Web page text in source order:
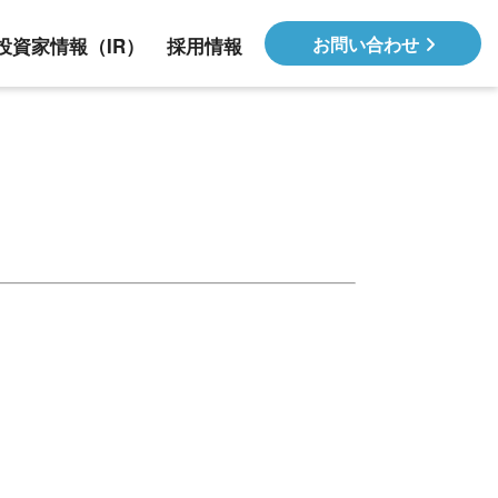
資家情報（IR） 採用情報 お問い合わせ